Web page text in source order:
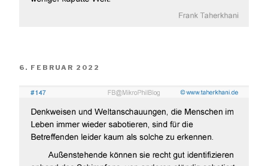
VERÖFFENTLICHT
6. FEBRUAR 2022